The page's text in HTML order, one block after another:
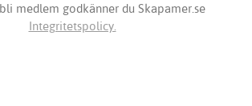
medlem godkänner du Skapamer.se
Integritetspolicy.